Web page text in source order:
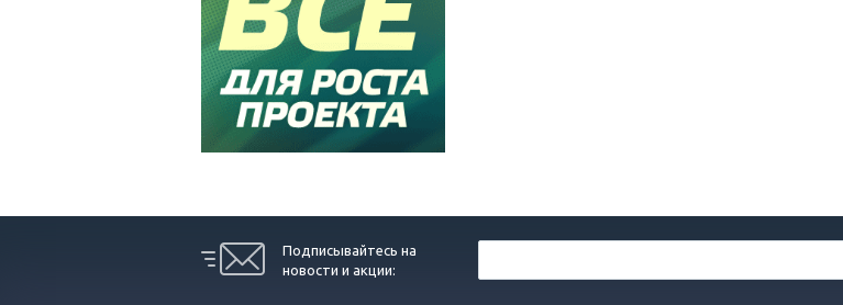
Подписывайтесь на
новости и акции: